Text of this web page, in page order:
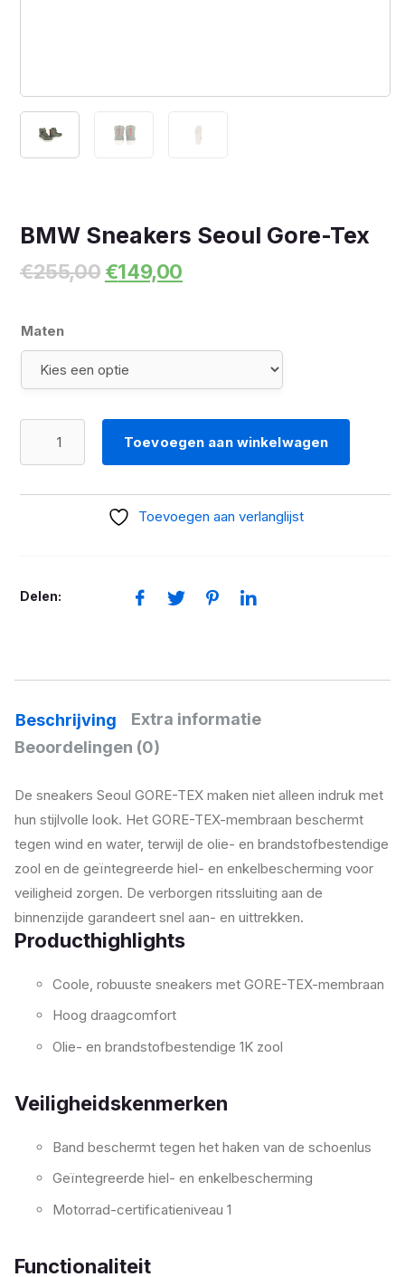
BMW Sneakers Seoul Gore-Tex
€255,00 Oorspronkelijke
prijs
€149,00
prijs
Maten
Toevoegen aan winkelwagen
Toevoegen aan verlanglijst
Delen:
Beschrijving
Extra informatie
Beoordelingen (0)
De sneakers Seoul GORE-TEX maken niet alleen indruk met
hun stijlvolle look. Het GORE-TEX-membraan beschermt
tegen wind en water, terwijl de olie- en brandstofbestendige
zool en de geïntegreerde hiel- en enkelbescherming voor
veiligheid zorgen. De verborgen ritssluiting aan de
binnenzijde garandeert snel aan- en uittrekken.
Producthighlights
Coole, robuuste sneakers met GORE-TEX-membraan
Hoog draagcomfort
Olie- en brandstofbestendige 1K zool
Veiligheidskenmerken
Band beschermt tegen het haken van de schoenlus
Geïntegreerde hiel- en enkelbescherming
Motorrad-certificatieniveau 1
Functionaliteit